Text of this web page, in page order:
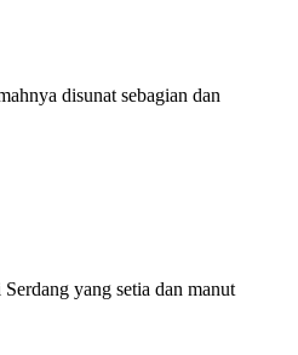
disunat sebagian dan
yang setia dan manut